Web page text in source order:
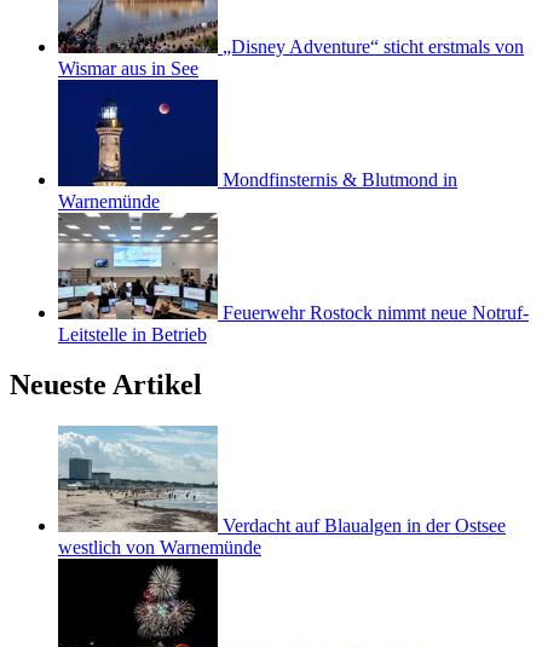
„Disney Adventure“ sticht erstmals von
Wismar aus in See
Mondfinsternis & Blutmond in
Warnemünde
Feuerwehr Rostock nimmt neue Notruf-
Leitstelle in Betrieb
Neueste Artikel
Verdacht auf Blaualgen in der Ostsee
westlich von Warnemünde